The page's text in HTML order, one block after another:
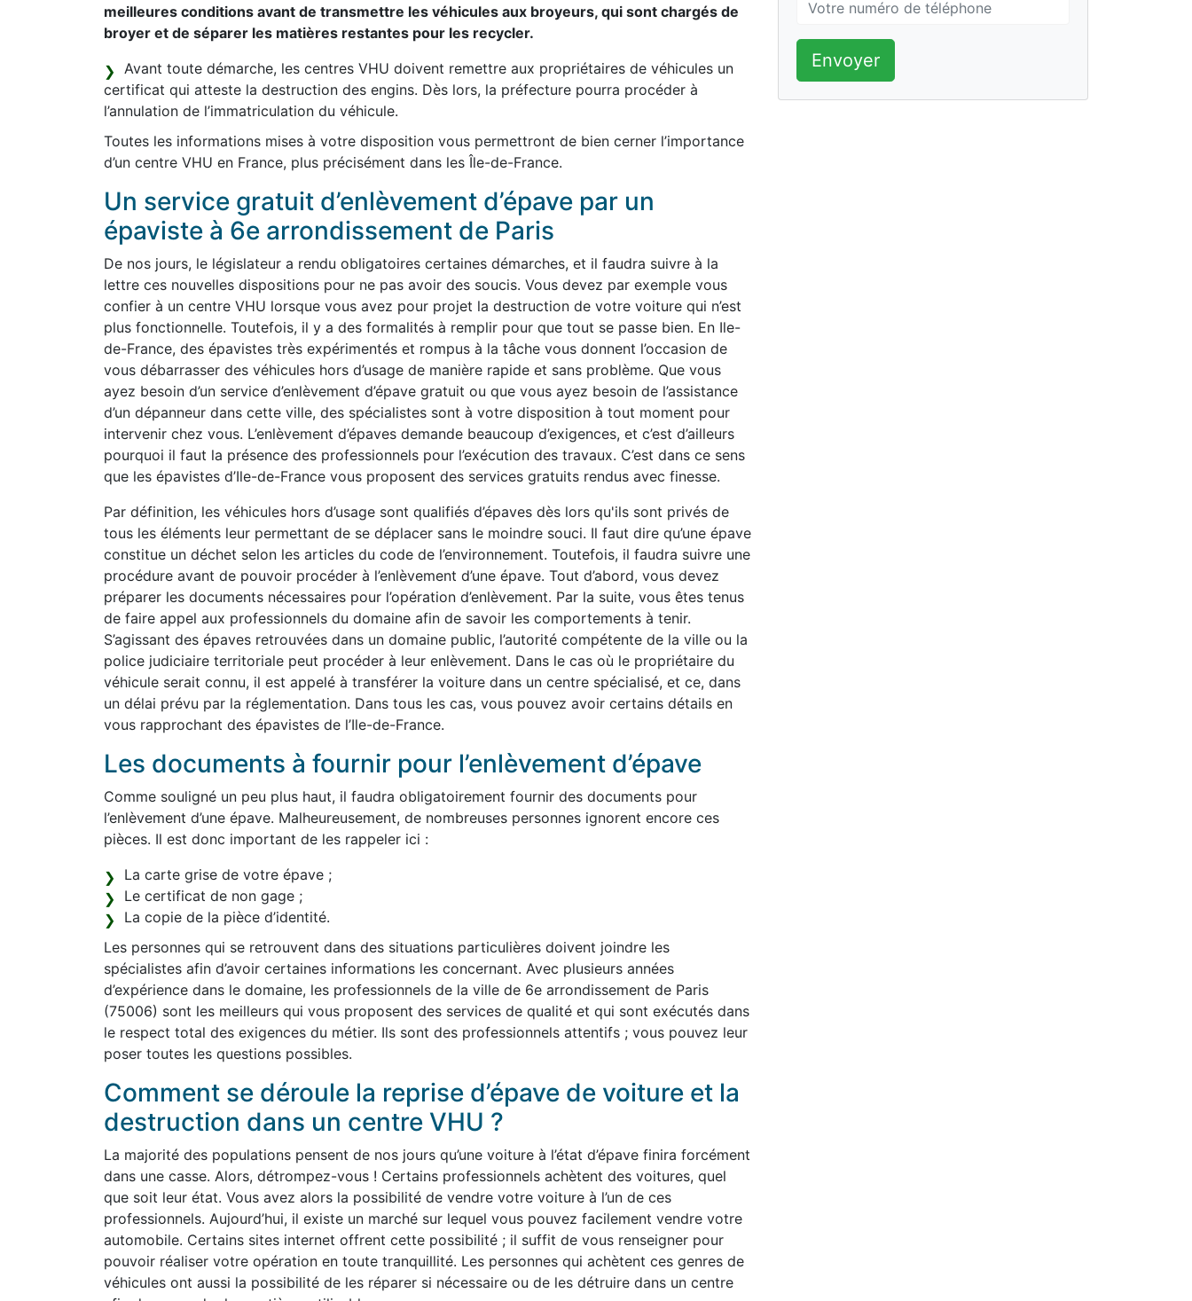
meilleures conditions avant de transmettre les véhicules aux broyeurs, qui sont chargés de
broyer et de séparer les matières restantes pour les recycler.
Avant toute démarche, les centres VHU doivent remettre aux propriétaires de véhicules un
certificat qui atteste la destruction des engins. Dès lors, la préfecture pourra procéder à
l’annulation de l’immatriculation du véhicule.
Toutes les informations mises à votre disposition vous permettront de bien cerner l’importance
d’un centre VHU en France, plus précisément dans les Île-de-France.
Un service gratuit d’enlèvement d’épave par un
épaviste à 6e arrondissement de Paris
De nos jours, le législateur a rendu obligatoires certaines démarches, et il faudra suivre à la
lettre ces nouvelles dispositions pour ne pas avoir des soucis. Vous devez par exemple vous
confier à un centre VHU lorsque vous avez pour projet la destruction de votre voiture qui n’est
plus fonctionnelle. Toutefois, il y a des formalités à remplir pour que tout se passe bien. En Ile-
de-France, des épavistes très expérimentés et rompus à la tâche vous donnent l’occasion de
vous débarrasser des véhicules hors d’usage de manière rapide et sans problème. Que vous
ayez besoin d’un service d’enlèvement d’épave gratuit ou que vous ayez besoin de l’assistance
d’un dépanneur dans cette ville, des spécialistes sont à votre disposition à tout moment pour
intervenir chez vous. L’enlèvement d’épaves demande beaucoup d’exigences, et c’est d’ailleurs
pourquoi il faut la présence des professionnels pour l’exécution des travaux. C’est dans ce sens
que les épavistes d’Ile-de-France vous proposent des services gratuits rendus avec finesse.
Par définition, les véhicules hors d’usage sont qualifiés d’épaves dès lors qu'ils sont privés de
tous les éléments leur permettant de se déplacer sans le moindre souci. Il faut dire qu’une épave
constitue un déchet selon les articles du code de l’environnement. Toutefois, il faudra suivre une
procédure avant de pouvoir procéder à l’enlèvement d’une épave. Tout d’abord, vous devez
préparer les documents nécessaires pour l’opération d’enlèvement. Par la suite, vous êtes tenus
de faire appel aux professionnels du domaine afin de savoir les comportements à tenir.
S’agissant des épaves retrouvées dans un domaine public, l’autorité compétente de la ville ou la
police judiciaire territoriale peut procéder à leur enlèvement. Dans le cas où le propriétaire du
véhicule serait connu, il est appelé à transférer la voiture dans un centre spécialisé, et ce, dans
un délai prévu par la réglementation. Dans tous les cas, vous pouvez avoir certains détails en
vous rapprochant des épavistes de l’Ile-de-France.
Les documents à fournir pour l’enlèvement d’épave
Comme souligné un peu plus haut, il faudra obligatoirement fournir des documents pour
l’enlèvement d’une épave. Malheureusement, de nombreuses personnes ignorent encore ces
pièces. Il est donc important de les rappeler ici :
La carte grise de votre épave ;
Le certificat de non gage ;
La copie de la pièce d’identité.
Les personnes qui se retrouvent dans des situations particulières doivent joindre les
spécialistes afin d’avoir certaines informations les concernant. Avec plusieurs années
d’expérience dans le domaine, les professionnels de la ville de 6e arrondissement de Paris
(75006) sont les meilleurs qui vous proposent des services de qualité et qui sont exécutés dans
le respect total des exigences du métier. Ils sont des professionnels attentifs ; vous pouvez leur
poser toutes les questions possibles.
Comment se déroule la reprise d’épave de voiture et la
destruction dans un centre VHU ?
La majorité des populations pensent de nos jours qu’une voiture à l’état d’épave finira forcément
dans une casse. Alors, détrompez-vous ! Certains professionnels achètent des voitures, quel
que soit leur état. Vous avez alors la possibilité de vendre votre voiture à l’un de ces
professionnels. Aujourd’hui, il existe un marché sur lequel vous pouvez facilement vendre votre
automobile. Certains sites internet offrent cette possibilité ; il suffit de vous renseigner pour
pouvoir réaliser votre opération en toute tranquillité. Les personnes qui achètent ces genres de
véhicules ont aussi la possibilité de les réparer si nécessaire ou de les détruire dans un centre
Envoyer